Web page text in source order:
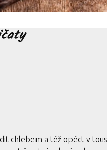
chlebem a též opéct v